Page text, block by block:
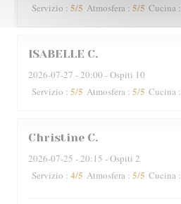
Servizio : 5/5 Atmosfera : 5/5 Cucina :
ISABELLE C
2026-07-27 - 20:00 - Ospiti 10
Servizio : 5/5 Atmosfera : 5/5 Cucina :
Christine C
2026-07-25 - 20:15 - Ospiti 2
Servizio : 4/5 Atmosfera : 5/5 Cucina :